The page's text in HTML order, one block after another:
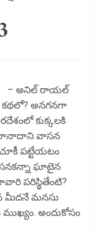
కథలో? అనగనగా
కుక్కలకి
వాసన
పట్టేయటం
ఘాటైన
పరిస్థితేంటి?
మీదనే మనసు
అందుకోసం